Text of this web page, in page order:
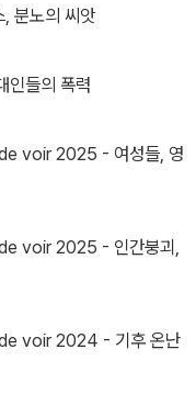
분노의 씨앗
인들의 폭력
voir 2025 - 여성들, 영
voir 2025 - 인간붕괴,
voir 2024 - 기후 온난